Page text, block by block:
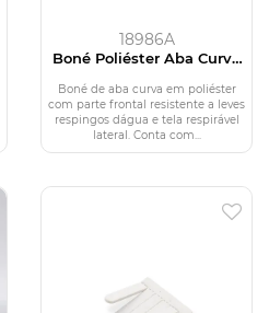
18986A
Boné Poliéster Aba Curva
Boné de aba curva em poliéster
com parte frontal resistente a leves
respingos dágua e tela respirável
lateral. Conta com...